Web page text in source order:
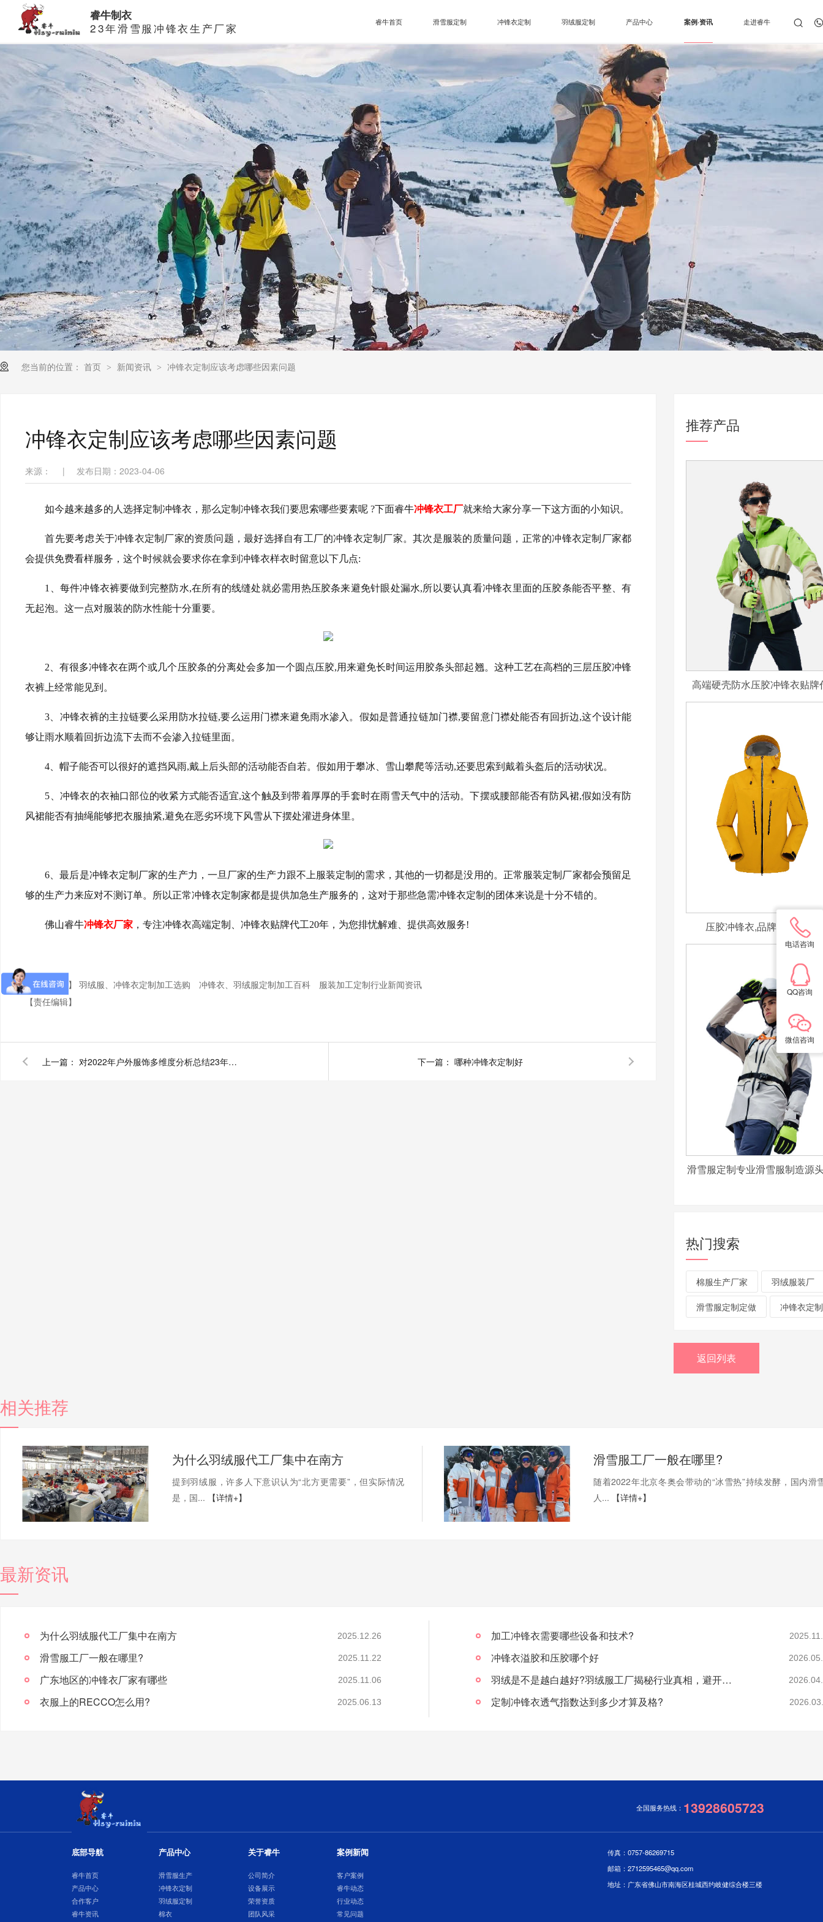
睿牛制衣
23年滑雪服冲锋衣生产厂家 睿牛首页 滑雪服定制 冲锋衣定制 羽绒服定制 产品中心 案例·资讯 走进睿牛
您当前的位置： 首页 > 新闻资讯 > 冲锋衣定制应该考虑哪些因素问题
冲锋衣定制应该考虑哪些因素问题
来源： | 发布日期：2023-04-06
如今越来越多的人选择定制冲锋衣，那么定制冲锋衣我们要思索哪些要素呢 ?下面睿牛冲锋衣工厂就来给大家分享一下这方面的小知识。
首先要考虑关于冲锋衣定制厂家的资质问题，最好选择自有工厂的冲锋衣定制厂家。其次是服装的质量问题，正常的冲锋衣定制厂家都
会提供免费看样服务，这个时候就会要求你在拿到冲锋衣样衣时留意以下几点:
1、每件冲锋衣裤要做到完整防水,在所有的线缝处就必需用热压胶条来避免针眼处漏水,所以要认真看冲锋衣里面的压胶条能否平整、有
无起泡。这一点对服装的防水性能十分重要。
2、有很多冲锋衣在两个或几个压胶条的分离处会多加一个圆点压胶,用来避免长时间运用胶条头部起翘。这种工艺在高档的三层压胶冲锋
衣裤上经常能见到。
3、冲锋衣裤的主拉链要么采用防水拉链,要么运用门襟来避免雨水渗入。假如是普通拉链加门襟,要留意门襟处能否有回折边,这个设计能
够让雨水顺着回折边流下去而不会渗入拉链里面。
4、帽子能否可以很好的遮挡风雨,戴上后头部的活动能否自若。假如用于攀冰、雪山攀爬等活动,还要思索到戴着头盔后的活动状况。
5、冲锋衣的衣袖口部位的收紧方式能否适宜,这个触及到带着厚厚的手套时在雨雪天气中的活动。下摆或腰部能否有防风裙,假如没有防
风裙能否有抽绳能够把衣服抽紧,避免在恶劣环境下风雪从下摆处灌进身体里。
6、最后是冲锋衣定制厂家的生产力，一旦厂家的生产力跟不上服装定制的需求，其他的一切都是没用的。正常服装定制厂家都会预留足
够的生产力来应对不测订单。所以正常冲锋衣定制家都是提供加急生产服务的，这对于那些急需冲锋衣定制的团体来说是十分不错的。
佛山睿牛冲锋衣厂家 ，专注冲锋衣高端定制、冲锋衣贴牌代工20年，为您排忧解难、提供高效服务!
【本文标签】 羽绒服、冲锋衣定制加工选购 冲锋衣、羽绒服定制加工百科
服装加工定制行业新闻资讯
【责任编辑】
上一篇： 对2022年户外服饰多维度分析总结23年冲锋衣销售形势 下一篇： 哪种冲锋衣定制好
推荐产品
高端硬壳防水压胶冲锋衣贴牌
压胶冲锋衣,品牌冲锋衣定
滑雪服定制专业滑雪服制造源
热门搜索
棉服生产厂家 羽绒服装厂
滑雪服定制定做 冲锋衣定制
返回列表
相关推荐
为什么羽绒服代工厂集中在南方
提到羽绒服，许多人下意识认为“北方更需要”，但实际情况
是，国...
【详情+】
滑雪服工厂一般在哪里?
随着2022年北京冬奥会带动的“冰雪热”持续发酵，国内滑
人...
【详情+】
最新资讯
为什么羽绒服代工厂集中在南方 2025.12.26
滑雪服工厂一般在哪里? 2025.11.22
广东地区的冲锋衣厂家有哪些 2025.11.06
衣服上的RECCO怎么用? 2025.06.13
加工冲锋衣需要哪些设备和技术?
冲锋衣溢胶和压胶哪个好
羽绒是不是越白越好?羽绒服工厂揭秘行业真相，避开漂白绒陷阱
定制冲锋衣透气指数达到多少才算及格?
全国服务热线： 13928605723
底部导航
睿牛首页
产品中心
合作客户
睿牛资讯
产品中心
滑雪服生产
冲锋衣定制
羽绒服定制
棉衣
关于睿牛
公司简介
设备展示
荣誉资质
团队风采
案例新闻
客户案例
睿牛动态
行业动态
常见问题
传真：0757-86269715
邮箱：2712595465@qq.com
地址：广东省佛山市南海区桂城西约岐健综合楼三楼
电话咨询
QQ咨询
微信咨询